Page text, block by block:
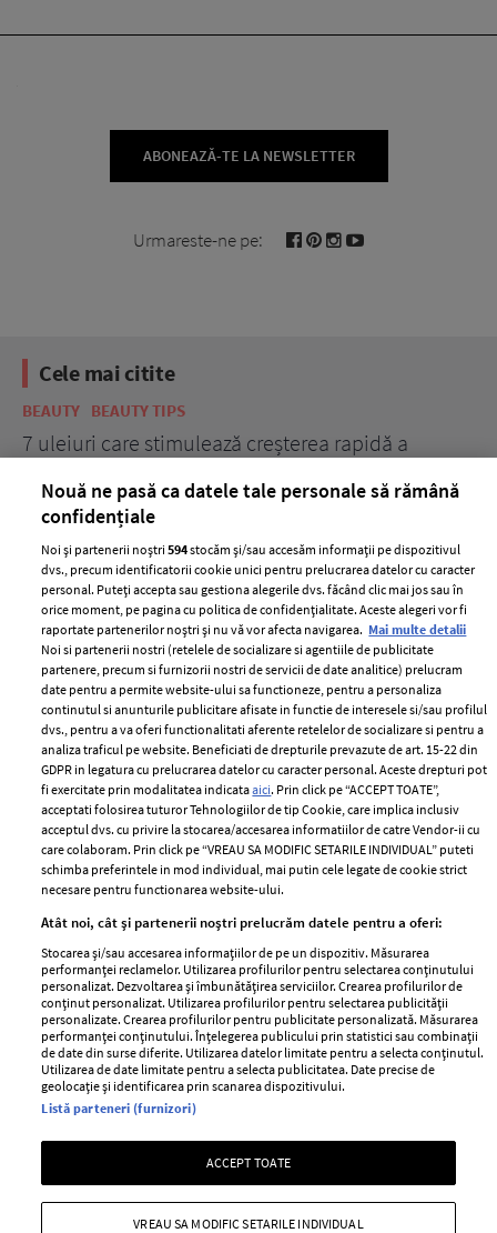
ABONEAZĂ-TE LA NEWSLETTER
Urmareste-ne pe:
Cele mai citite
BEAUTY BEAUTY TIPS
7 uleiuri care stimulează creșterea rapidă a
ELLE Style Awards
2024
Despre ELLE
Romania
Contact
Abonamente
Termeni si conditii
Politica de
confidențialitate
Politica de cookies
Publicitate
GSP
Unica
Baby
Retete
femei
Viva
Avantaje
Retete practice
Pariază responsabil! Decizia ONJN nr. 821/25.09.2025.
Jocurile de noroc sunt interzise minorilor.
Copyright © 2026 Ringier Romania SRL
Nouă ne pasă ca datele tale personale să rămână
confidențiale
Noi și partenerii noștri594stocăm și/sau accesăm informații pe dispozitivul
dvs., precum identificatorii cookie unici pentru prelucrarea datelor cu caracter
personal. Puteți accepta sau gestiona alegerile dvs. făcând clic mai jos sau în
orice moment, pe pagina cu politica de confidențialitate. Aceste alegeri vor fi
raportate partenerilor noștri și nu vă vor afecta navigarea. Mai multe detalii
Noi si partenerii nostri (retelele de socializare si agentiile de publicitate
partenere, precum si furnizorii nostri de servicii de date analitice) prelucram
date pentru a permite website-ului sa functioneze, pentru a personaliza
continutul si anunturile publicitare afisate in functie de interesele si/sau profilul
dvs., pentru a va oferi functionalitati aferente retelelor de socializare si pentru a
analiza traficul pe website. Beneficiati de drepturile prevazute de art. 15-22 din
GDPR in legatura cu prelucrarea datelor cu caracter personal. Aceste drepturi pot
fi exercitate prin modalitatea indicataaici. Prin click pe “ACCEPT TOATE”,
acceptati folosirea tuturor Tehnologiilor de tip Cookie, care implica inclusiv
acceptul dvs. cu privire la stocarea/accesarea informatiilor de catre Vendor-ii cu
care colaboram. Prin click pe “VREAU SA MODIFIC SETARILE INDIVIDUAL” puteti
schimba preferintele in mod individual, mai putin cele legate de cookie strict
necesare pentru functionarea website-ului.
Atât noi, cât și partenerii noștri prelucrăm datele pentru a oferi:
Stocarea și/sau accesarea informațiilor de pe un dispozitiv. Măsurarea
performanței reclamelor. Utilizarea profilurilor pentru selectarea conținutului
personalizat. Dezvoltarea și îmbunătățirea serviciilor. Crearea profilurilor de
conținut personalizat. Utilizarea profilurilor pentru selectarea publicității
personalizate. Crearea profilurilor pentru publicitate personalizată. Măsurarea
performanței conținutului. Înțelegerea publicului prin statistici sau combinații
de date din surse diferite. Utilizarea datelor limitate pentru a selecta conținutul.
Utilizarea de date limitate pentru a selecta publicitatea. Date precise de
geolocație și identificarea prin scanarea dispozitivului.
Listă parteneri (furnizori)
ACCEPT TOATE
VREAU SA MODIFIC SETARILE INDIVIDUAL